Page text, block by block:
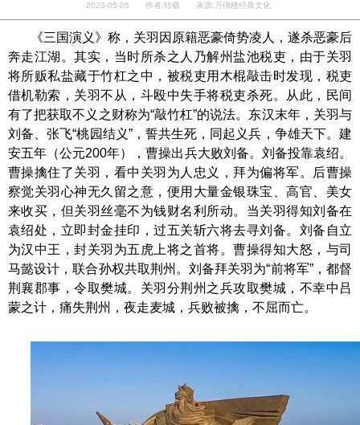
2023-05-05 作者:转载 来源:万佛楼经典文化
《三国演义》称，关羽 因原籍恶豪倚势凌人，遂杀恶豪后
奔走江湖。其实，当时所杀之人乃解州盐池税吏，由于关羽
将所贩私盐藏于竹杠之中，被税吏用木棍敲击时发现，税吏
借机勒索，关羽不从，斗殴中失手将税吏杀死。从此，民间
有了把获取不义之财称为“敲竹杠”的说法。东汉末年，关羽与
刘备、张飞“桃园结义”，誓共生死，同起义兵，争雄天下。建
安五年（公元200年），曹操出兵大败刘备。刘备投靠袁绍。
曹操擒住了关羽，看中关羽为人忠义，拜为偏将军。后曹操
察觉关羽心神无久留之意，便用大量金银珠宝、高官、美女
来收买，但关羽丝毫不为钱财名利所动。当关羽得知刘备在
袁绍处，立即封金挂印，过五关斩六将去寻刘备。刘备自立
为汉中王，封关羽为五虎上将之首将。曹操得知大怒，与司
马懿设计，联合孙权共取荆州。刘备拜关羽为“前将军”，都督
荆襄郡事，令取樊城。关羽分荆州之兵攻取樊城，不幸中吕
蒙之计，痛失荆州，夜走麦城，兵败被擒，不屈而亡。